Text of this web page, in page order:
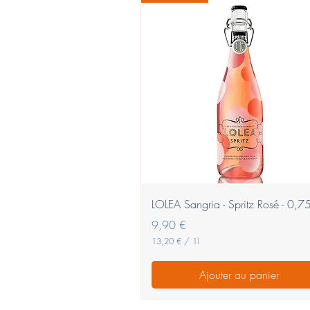
Aperçu rapide
LOLEA Sangria - Spritz Rosé -
Prix
9,90 €
13,20 € / 1l
3
2
Ajouter au panier